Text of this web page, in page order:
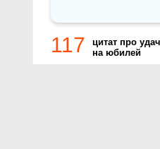
117
цитат про
на юбилей